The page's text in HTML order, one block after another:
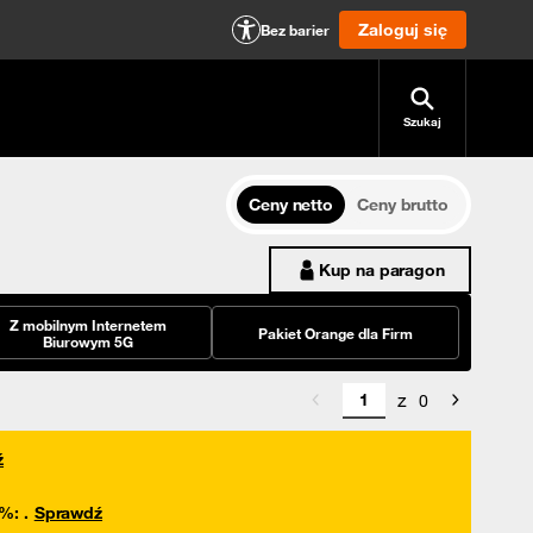
Bez barier Zaloguj się
Szukaj
Ceny netto
Ceny brutto
Kup na paragon
Z mobilnym Internetem
Biurowym 5G
Pakiet Orange dla Firm
z 0
: . Sprawdź